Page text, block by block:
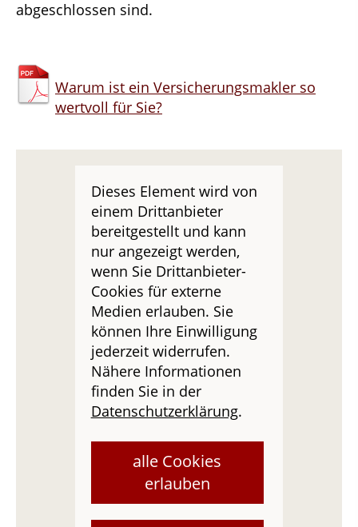
abgeschlossen sind.
Warum ist ein Versicherungsmakler so
wertvoll für Sie?
Dieses Element wird von
einem Drittanbieter
bereitgestellt und kann
nur angezeigt werden,
wenn Sie Drittanbieter-
Cookies für externe
Medien erlauben. Sie
können Ihre Einwilligung
jederzeit widerrufen.
Nähere Informationen
finden Sie in der
Datenschutzerklärung.
alle Cookies
erlauben